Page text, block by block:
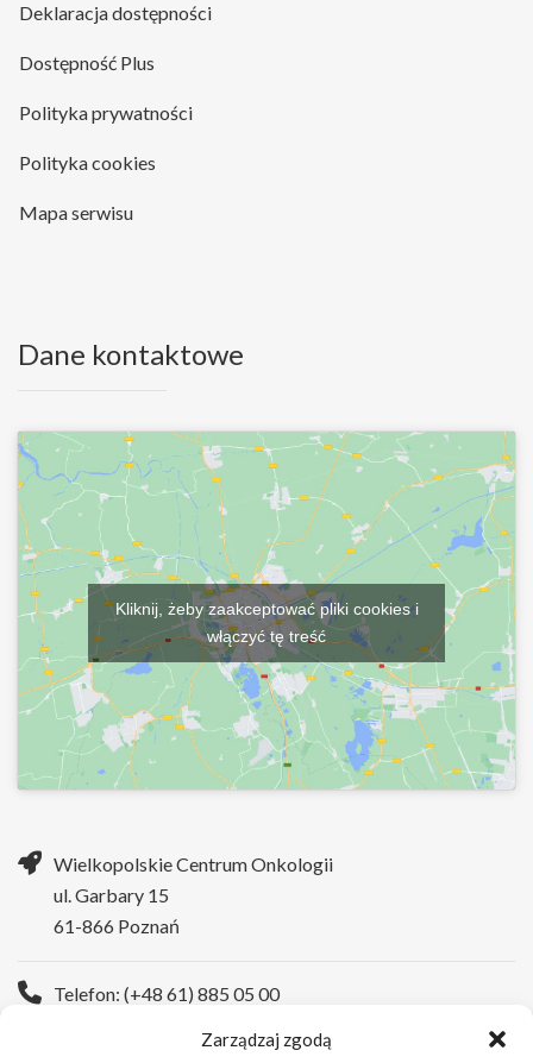
Zarządzaj zgodą
Deklaracja dostępności
Dostępność Plus
Polityka prywatności
Polityka cookies
Mapa serwisu
Dane kontaktowe
Kliknij, żeby zaakceptować pliki cookies i
włączyć tę treść
Wielkopolskie Centrum Onkologii
ul. Garbary 15
61-866 Poznań
Telefon: (+48 61) 885 05 00